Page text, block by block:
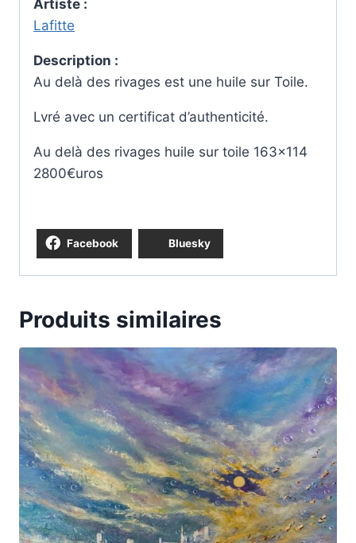
Artiste :
Lafitte
Description :
Au delà des rivages est une huile sur Toile.
Lvré avec un certificat d’authenticité.
Au delà des rivages huile sur toile 163×114
2800€uros
Facebook Bluesky
Produits similaires